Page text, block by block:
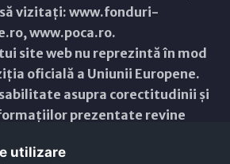
vizitați: www.fonduri-
,www.poca.ro.
site web nu reprezintă în mod
oficială a Uniunii Europene.
asupra corectitudinii și
prezentate revine
utilizare